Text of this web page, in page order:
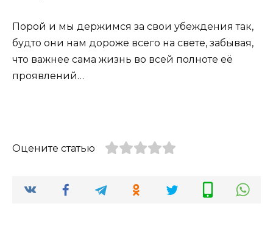
Порой и мы держимся за свои убеждения так,
будто они нам дороже всего на свете, забывая,
что важнее сама жизнь во всей полноте её
проявлений…
Оцените статью